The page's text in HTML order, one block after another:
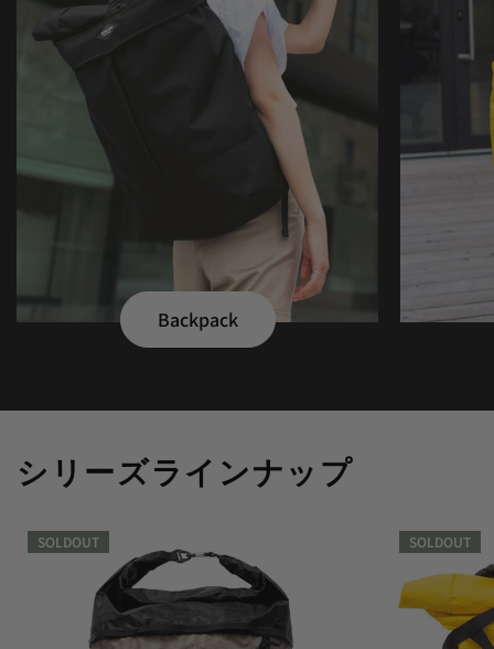
Backpack
シリーズラインナップ
SOLDOUT
SOLDOUT SOLDOUT
SOLDOUT